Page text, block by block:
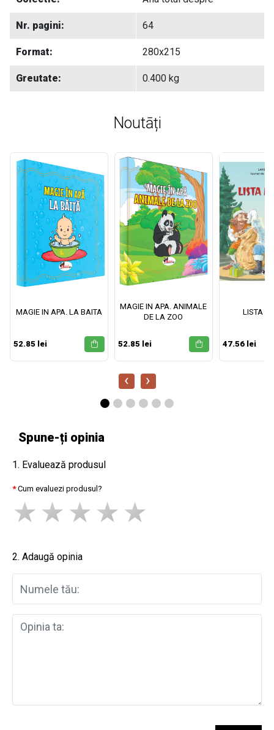
Nr. pagini: 64
Format: 280x215
Greutate: 0.400 kg
Noutāți
MAGIE IN APA. LA BAITA
52.85 lei
MAGIE IN APA. ANIMALE
DE LA ZOO
52.85 lei
LISTA
47.56 lei
‹ ›
Spune-ți opinia
1. Evaluează produsul
Cum evaluezi produsul?
2. Adaugă opinia